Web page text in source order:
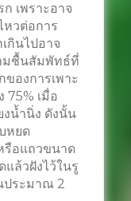
เพราะอาจ
วต่อการ
กินไปอาจ
มชื้นสัมพัทธ์ที่
องการเพาะ
75% เมื่อ
น้ำนิ่ง ดังนั้น
หยด
อแถวขนาด
แล้วฝังไว้ในรู
ประมาณ 2